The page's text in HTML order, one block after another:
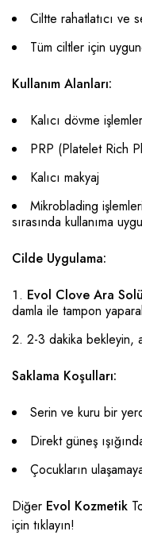
Ciltte rahatlatıcı ve
Tüm ciltler için
Kullanım Alanları:
Kalıcı dövme
PRP (Platelet Rich
Kalıcı makyaj
Mikroblading
sırasında kullanıma
Cilde Uygulama:
Evol Clove Ara
damla ile tampon
2-3 dakika bekleyin,
Saklama Koşulları:
Serin ve kuru bir
Direkt güneş
Çocukların
Diğer Evol Kozmetik
için tıklayın!